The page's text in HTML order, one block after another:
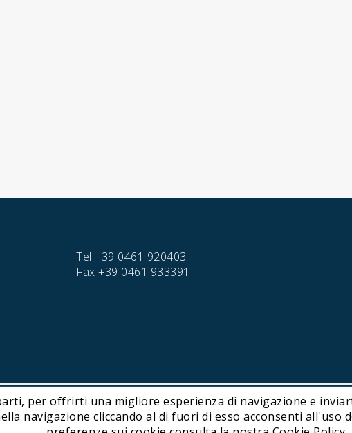
Tel +39 0461 920403
Fax +39 0461 933391
Technology | P. IVA IT01716450224
per offrirti una migliore esperienza di navigazione e
navigazione cliccando al di fuori di esso acconsenti all'uso